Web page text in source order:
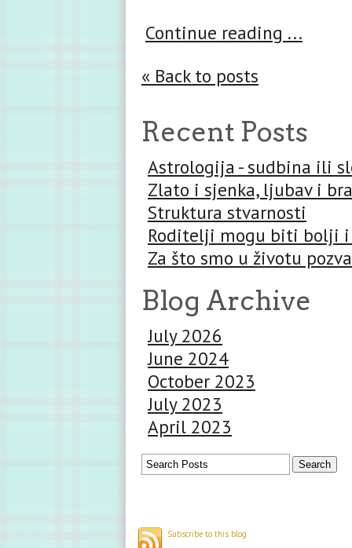
Continue reading ...
« Back to posts
Recent Posts
Astrologija - sudbina ili
Zlato i sjenka, ljubav i
Struktura stvarnosti
Roditelji mogu biti bolji
Za što smo u životu
Blog Archive
July 2026
June 2024
October 2023
July 2023
April 2023
Subscribe to this blog